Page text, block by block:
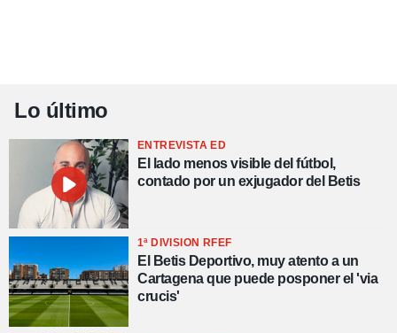
Lo último
ENTREVISTA ED
El lado menos visible del fútbol,
contado por un exjugador del Betis
1ª DIVISION RFEF
El Betis Deportivo, muy atento a un
Cartagena que puede posponer el 'via
crucis'